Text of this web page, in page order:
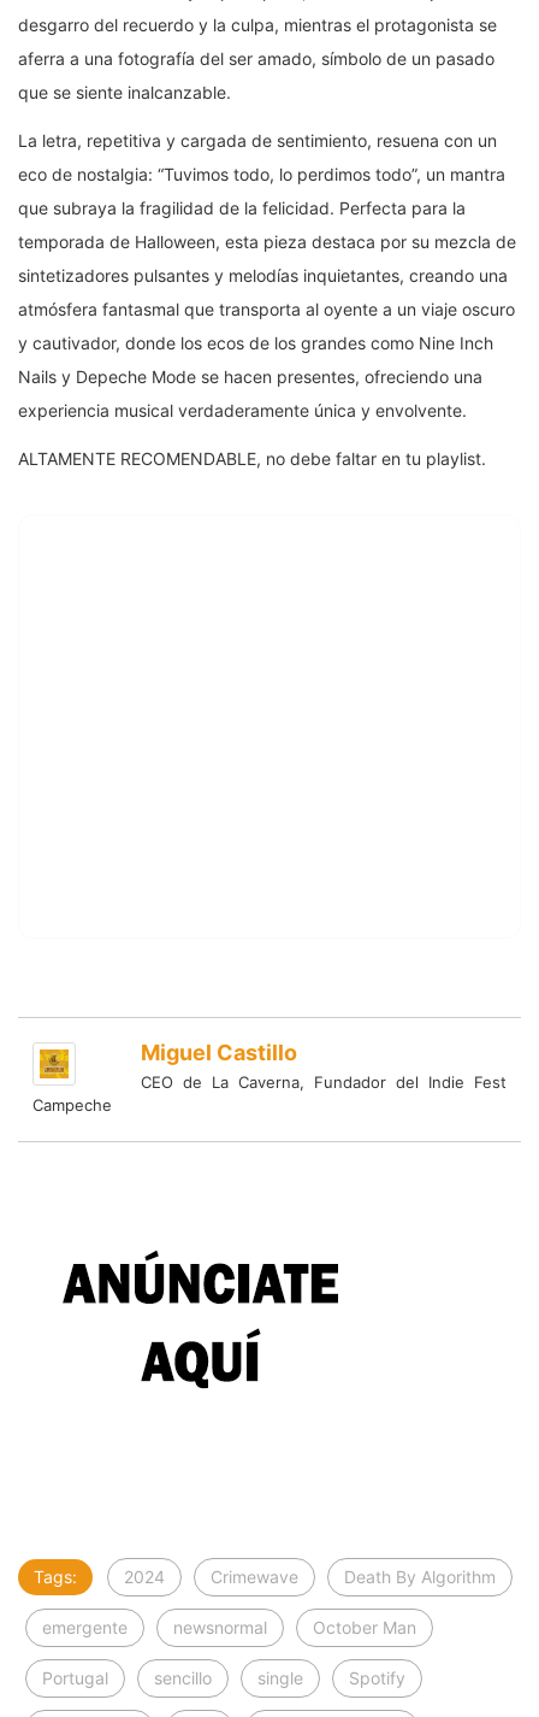
desgarro del recuerdo y la culpa, mientras el protagonista se
aferra a una fotografía del ser amado, símbolo de un pasado
que se siente inalcanzable.
La letra, repetitiva y cargada de sentimiento, resuena con un
eco de nostalgia: “Tuvimos todo, lo perdimos todo”, un mantra
que subraya la fragilidad de la felicidad. Perfecta para la
temporada de Halloween, esta pieza destaca por su mezcla de
sintetizadores pulsantes y melodías inquietantes, creando una
atmósfera fantasmal que transporta al oyente a un viaje oscuro
y cautivador, donde los ecos de los grandes como Nine Inch
Nails y Depeche Mode se hacen presentes, ofreciendo una
experiencia musical verdaderamente única y envolvente.
ALTAMENTE RECOMENDABLE, no debe faltar en tu playlist.
Miguel Castillo
CEO de La Caverna, Fundador del Indie Fest
Campeche
Tags: 2024 Crimewave Death By Algorithm
emergente newsnormal October Man
Portugal sencillo single Spotify